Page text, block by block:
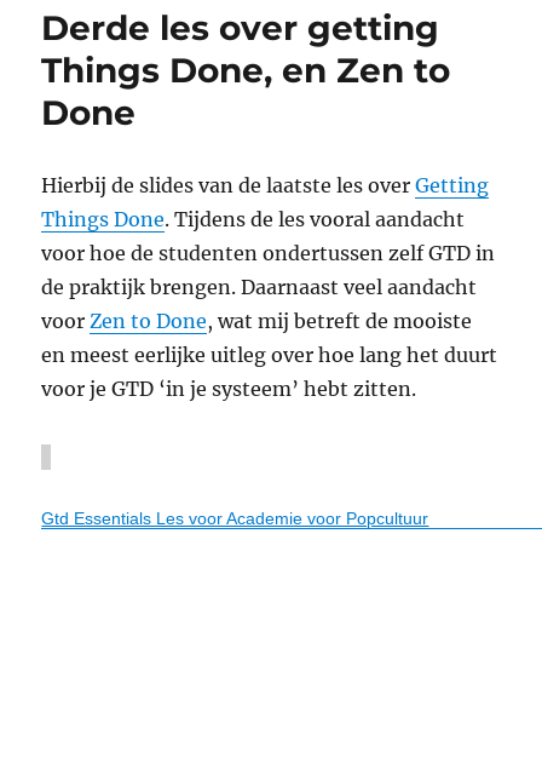
geen
niet
normatief
zijn.”
Derde les over getting
Things Done, en Zen to
Done
Hierbij de slides van de laatste les overGetting
Things Done. Tijdens de les vooral aandacht
voor hoe de studenten ondertussen zelf GTD in
de praktijk brengen. Daarnaast veel aandacht
voorZen to Done, wat mij betreft de mooiste
en meest eerlijke uitleg over hoe lang het duurt
voor je GTD ‘in je systeem’ hebt zitten.
Gtd Essentials Les voor Academie voor Popcultuur